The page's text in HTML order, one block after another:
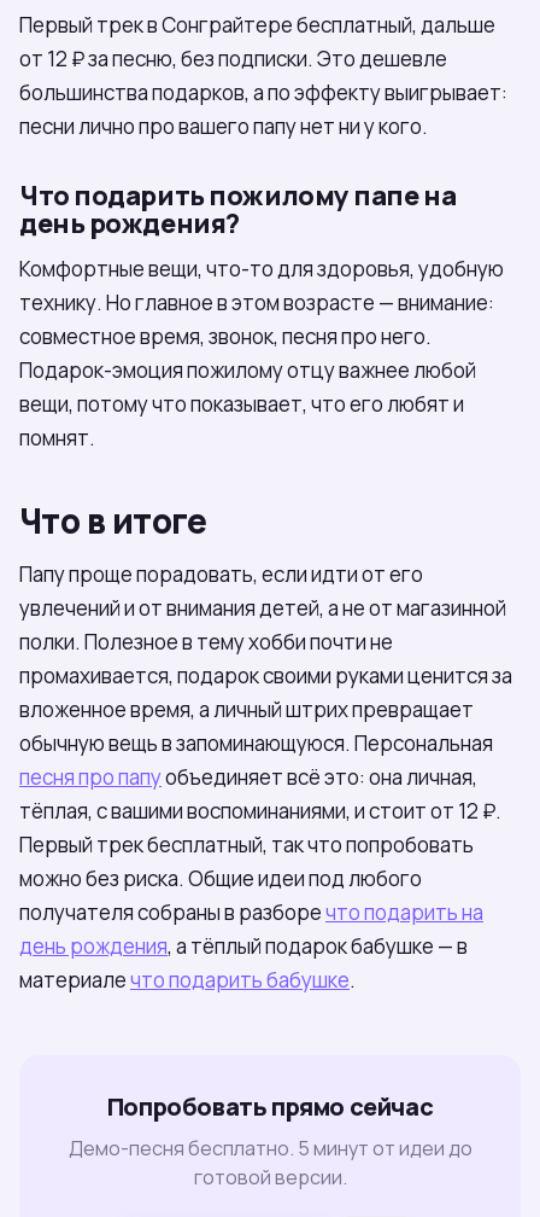
Первый трек в Сонграйтере бесплатный, дальше
от 12 ₽ за песню, без подписки. Это дешевле
большинства подарков, а по эффекту выигрывает:
песни лично про вашего папу нет ни у кого.
Что подарить пожилому папе на
день рождения?
Комфортные вещи, что-то для здоровья, удобную
технику. Но главное в этом возрасте — внимание:
совместное время, звонок, песня про него.
Подарок-эмоция пожилому отцу важнее любой
вещи, потому что показывает, что его любят и
помнят.
Что в итоге
Папу проще порадовать, если идти от его
увлечений и от внимания детей, а не от магазинной
полки. Полезное в тему хобби почти не
промахивается, подарок своими руками ценится за
вложенное время, а личный штрих превращает
обычную вещь в запоминающуюся. Персональная
песня про папуобъединяет всё это: она личная,
тёплая, с вашими воспоминаниями, и стоит от 12 ₽.
Первый трек бесплатный, так что попробовать
можно без риска. Общие идеи под любого
получателя собраны в разборечто подарить на
день рождения, а тёплый подарок бабушке — в
материалечто подарить бабушке.
Попробовать прямо сейчас
Демо-песня бесплатно. 5 минут от идеи до
готовой версии.